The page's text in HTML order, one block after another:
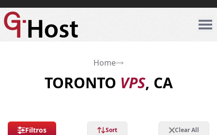
Home
TORONTO VPS, CA
Filtros Sort Clear All